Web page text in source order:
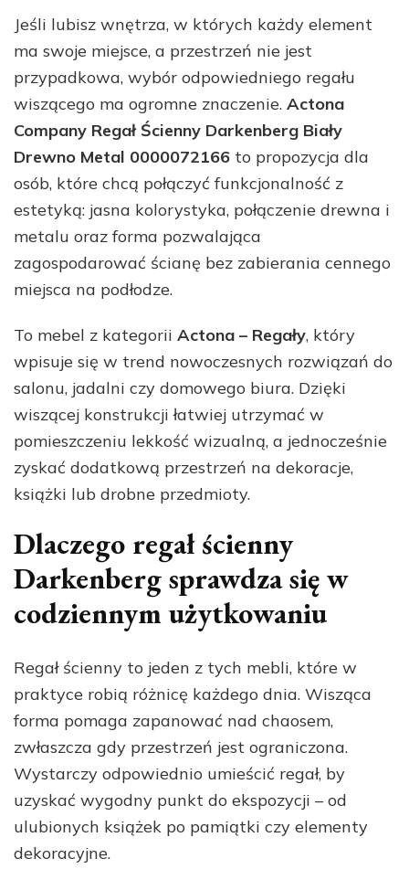
Jeśli lubisz wnętrza, w których każdy element
ma swoje miejsce, a przestrzeń nie jest
przypadkowa, wybór odpowiedniego regału
wiszącego ma ogromne znaczenie. Actona
Company Regał Ścienny Darkenberg Biały
Drewno Metal 0000072166 to propozycja dla
osób, które chcą połączyć funkcjonalność z
estetyką: jasna kolorystyka, połączenie drewna i
metalu oraz forma pozwalająca
zagospodarować ścianę bez zabierania cennego
miejsca na podłodze.
To mebel z kategorii Actona – Regały, który
wpisuje się w trend nowoczesnych rozwiązań do
salonu, jadalni czy domowego biura. Dzięki
wiszącej konstrukcji łatwiej utrzymać w
pomieszczeniu lekkość wizualną, a jednocześnie
zyskać dodatkową przestrzeń na dekoracje,
książki lub drobne przedmioty.
Dlaczego regał ścienny
Darkenberg sprawdza się w
codziennym użytkowaniu
Regał ścienny to jeden z tych mebli, które w
praktyce robią różnicę każdego dnia. Wisząca
forma pomaga zapanować nad chaosem,
zwłaszcza gdy przestrzeń jest ograniczona.
Wystarczy odpowiednio umieścić regał, by
uzyskać wygodny punkt do ekspozycji – od
ulubionych książek po pamiątki czy elementy
dekoracyjne.